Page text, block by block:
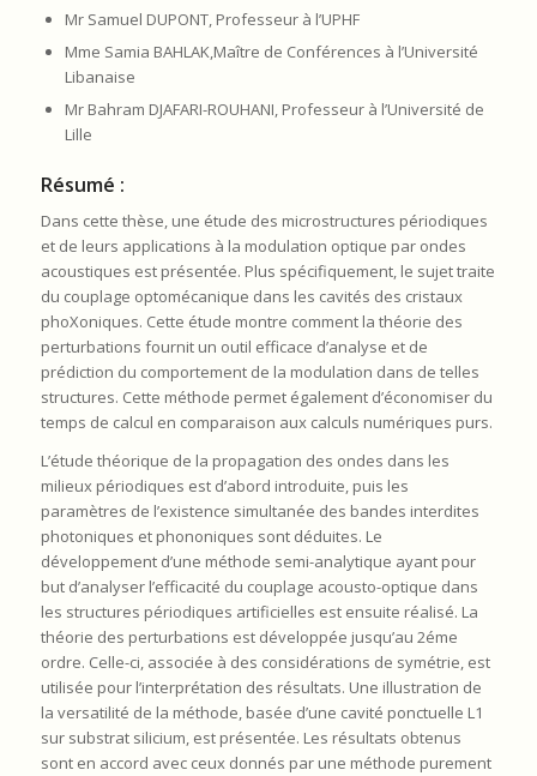
Mr Samuel DUPONT, Professeur à l’UPHF
Mme Samia BAHLAK,Maître de Conférences à l’Université
Libanaise
Mr Bahram DJAFARI-ROUHANI, Professeur à l’Université de
Lille
Résumé :
Dans cette thèse, une étude des microstructures périodiques
et de leurs applications à la modulation optique par ondes
acoustiques est présentée. Plus spécifiquement, le sujet traite
du couplage optomécanique dans les cavités des cristaux
phoXoniques. Cette étude montre comment la théorie des
perturbations fournit un outil efficace d’analyse et de
prédiction du comportement de la modulation dans de telles
structures. Cette méthode permet également d’économiser du
temps de calcul en comparaison aux calculs numériques purs.
L’étude théorique de la propagation des ondes dans les
milieux périodiques est d’abord introduite, puis les
paramètres de l’existence simultanée des bandes interdites
photoniques et phononiques sont déduites. Le
développement d’une méthode semi-analytique ayant pour
but d’analyser l’efficacité du couplage acousto-optique dans
les structures périodiques artificielles est ensuite réalisé. La
théorie des perturbations est développée jusqu’au 2éme
ordre. Celle-ci, associée à des considérations de symétrie, est
utilisée pour l’interprétation des résultats. Une illustration de
la versatilité de la méthode, basée d’une cavité ponctuelle L1
sur substrat silicium, est présentée. Les résultats obtenus
sont en accord avec ceux donnés par une méthode purement